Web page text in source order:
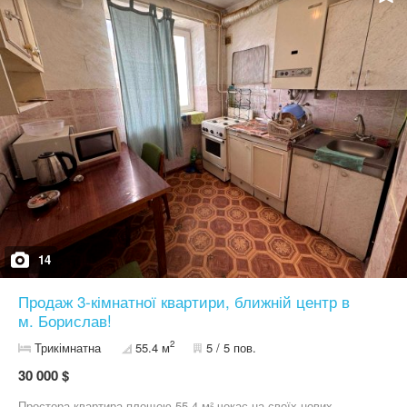
сучасний двоконтурний котел / - працюють всі коммунікації -
світло, газ, вода, центральна каналізація, а також на все є
лічильники - вікна - металопластикові - до квартири є свій підвал
Інфраструктура: сучасний район, магазини, маркети, аптеки,
школа, дит.садок, зупинка транспорта на Дрогобич, Трускавець,
Борислав, Східницю, заправка для авто.
14
Продаж 3-кімнатної квартири, ближній центр в
м. Борислав!
Трикімнатна 55.4 м2 5 / 5 пов.
30 000 $